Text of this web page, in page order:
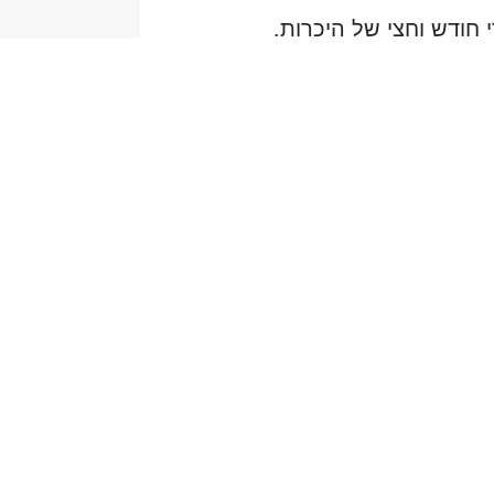
וחצי של היכרות.